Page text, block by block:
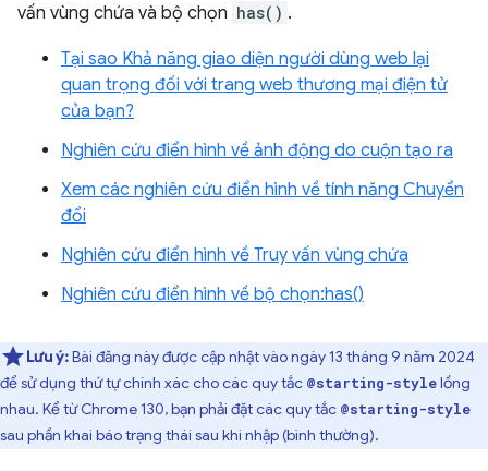
vấn vùng chứa và bộ chọn has() .
Tại sao Khả năng giao diện người dùng web lại
quan trọng đối với trang web thương mại điện tử
của bạn?
Nghiên cứu điển hình về ảnh động do cuộn tạo ra
Xem các nghiên cứu điển hình về tính năng Chuyển
đổi
Nghiên cứu điển hình về Truy vấn vùng chứa
Nghiên cứu điển hình về bộ chọn:has()
Lưu ý:Bài đăng này được cập nhật vào ngày 13 tháng 9 năm 2024
để sử dụng thứ tự chính xác cho các quy tắc @starting-stylelồng
nhau. Kể từ Chrome 130, bạn phải đặt các quy tắc @starting-style
sau phần khai báo trạng thái sau khi nhập (bình thường).